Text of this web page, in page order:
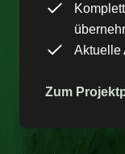
Aktuelle
Zum